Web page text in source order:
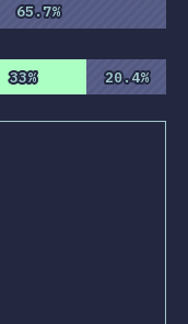
65.7%
65.7%
33%
33% 20.4%
20.4%